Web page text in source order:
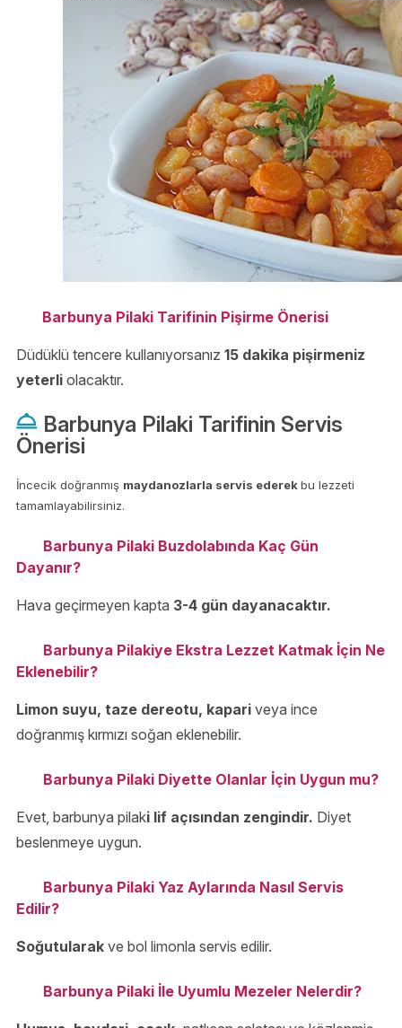
Barbunya Pilaki Tarifinin Pişirme Önerisi
Düdüklü tencere kullanıyorsanız 15 dakika pişirmeniz
yeterli olacaktır.
Barbunya Pilaki Tarifinin Servis
Önerisi
İncecik doğranmış maydanozlarla servis ederekbu lezzeti
tamamlayabilirsiniz.
Barbunya Pilaki Buzdolabında Kaç Gün
Dayanır?
Hava geçirmeyen kapta 3-4 gün dayanacaktır.
Barbunya Pilakiye Ekstra Lezzet Katmak İçin Ne
Eklenebilir?
Limon suyu, taze dereotu, kapari veya ince
doğranmış kırmızı soğan eklenebilir.
Barbunya Pilaki Diyette Olanlar İçin Uygun mu?
Evet, barbunya pilaki lif açısından zengindir. Diyet
beslenmeye uygun.
Barbunya Pilaki Yaz Aylarında Nasıl Servis
Edilir?
Soğutularak ve bol limonla servis edilir.
Barbunya Pilaki İle Uyumlu Mezeler Nelerdir?